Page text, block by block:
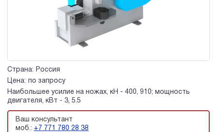
Страна:
Россия
Цена:
по запросу
Наибольшее усилие на ножах, кН - 400, 910; мощность
двигателя, кВт - 3, 5.5
Ваш консультант
моб.: +7 771 780 28 38